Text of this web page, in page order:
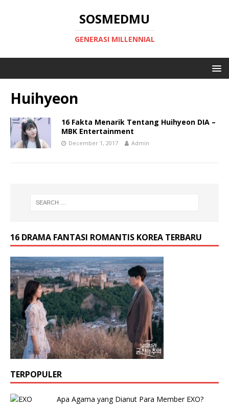
SOSMEDMU
GENERASI MILLENNIAL
Huihyeon
16 Fakta Menarik Tentang Huihyeon DIA –
MBK Entertainment
December 1, 2017 Admin
16 DRAMA FANTASI ROMANTIS KOREA TERBARU
TERPOPULER
Apa Agama yang Dianut Para Member EXO?